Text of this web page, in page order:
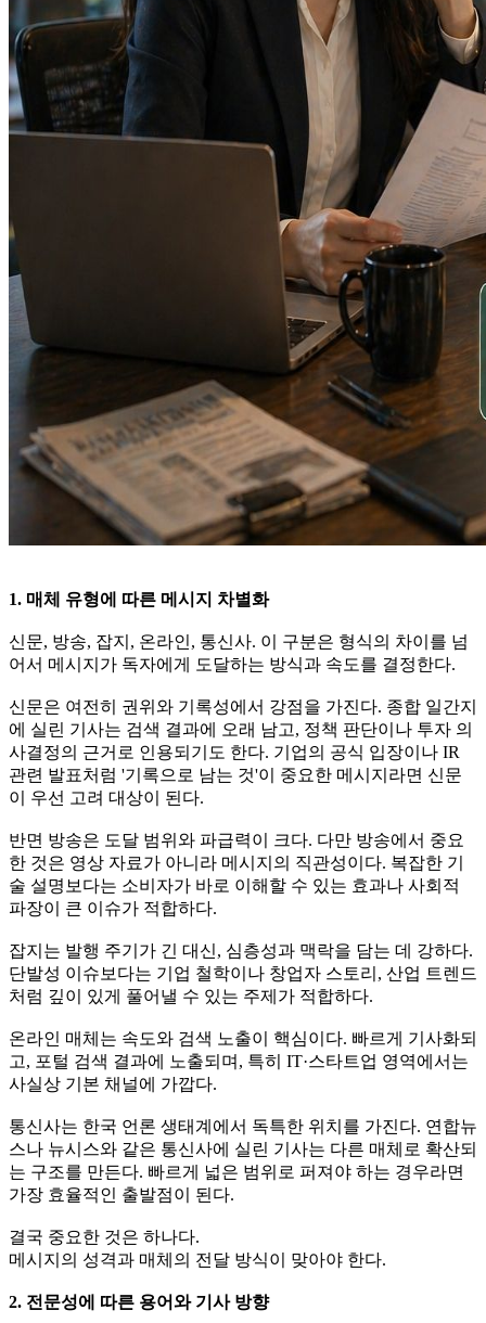
1. 매체 유형에 따른 메시지 차별화
신문, 방송, 잡지, 온라인, 통신사. 이 구분은 형식의 차이를 넘
어서 메시지가 독자에게 도달하는 방식과 속도를 결정한다.
신문은 여전히 권위와 기록성에서 강점을 가진다. 종합 일간지
에 실린 기사는 검색 결과에 오래 남고, 정책 판단이나 투자 의
사결정의 근거로 인용되기도 한다. 기업의 공식 입장이나 IR
관련 발표처럼 '기록으로 남는 것'이 중요한 메시지라면 신문
이 우선 고려 대상이 된다.
반면 방송은 도달 범위와 파급력이 크다. 다만 방송에서 중요
한 것은 영상 자료가 아니라 메시지의 직관성이다. 복잡한 기
술 설명보다는 소비자가 바로 이해할 수 있는 효과나 사회적
파장이 큰 이슈가 적합하다.
잡지는 발행 주기가 긴 대신, 심층성과 맥락을 담는 데 강하다.
단발성 이슈보다는 기업 철학이나 창업자 스토리, 산업 트렌드
처럼 깊이 있게 풀어낼 수 있는 주제가 적합하다.
온라인 매체는 속도와 검색 노출이 핵심이다. 빠르게 기사화되
고, 포털 검색 결과에 노출되며, 특히 IT·스타트업 영역에서는
사실상 기본 채널에 가깝다.
통신사는 한국 언론 생태계에서 독특한 위치를 가진다. 연합뉴
스나 뉴시스와 같은 통신사에 실린 기사는 다른 매체로 확산되
는 구조를 만든다. 빠르게 넓은 범위로 퍼져야 하는 경우라면
가장 효율적인 출발점이 된다.
결국 중요한 것은 하나다.
메시지의 성격과 매체의 전달 방식이 맞아야 한다.
2. 전문성에 따른 용어와 기사 방향